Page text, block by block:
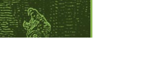
Медицинская литература
Наука